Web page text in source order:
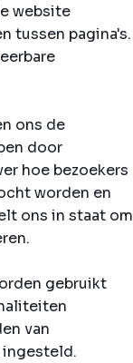
website
tussen pagina's.
ons de
door
hoe bezoekers
worden en
ons in staat om
gebruikt
van